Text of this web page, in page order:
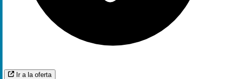
Ir a la oferta